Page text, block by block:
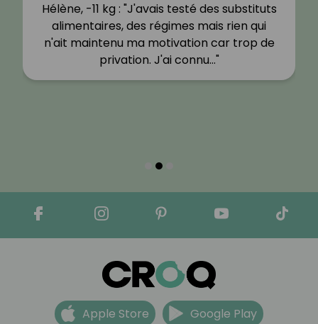
Hélène, -11 kg : "J'avais testé des substituts
alimentaires, des régimes mais rien qui
n'ait maintenu ma motivation car trop de
privation. J'ai connu…"
Apple Store Google Play